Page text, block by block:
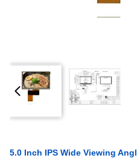
5.0 Inch IPS Wide Viewing